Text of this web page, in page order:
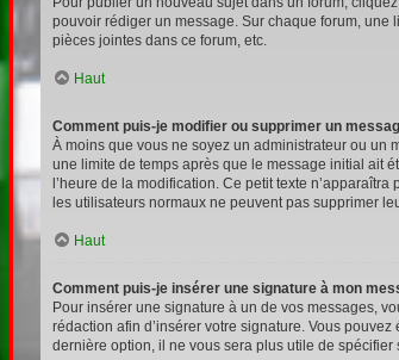
pouvoir rédiger un message. Sur chaque forum, une
pièces jointes dans ce forum, etc.
Haut
Comment puis-je modifier ou supprimer un
À moins que vous ne soyez un administrateur ou un
une limite de temps après que le message initial ait
l’heure de la modification. Ce petit texte
les utilisateurs normaux ne peuvent pas supprimer
Haut
Comment puis-je insérer une signature à mon
Pour insérer une signature à un de vos messages,
rédaction afin d’insérer votre signature. Vous
dernière option, il ne vous sera plus utile de